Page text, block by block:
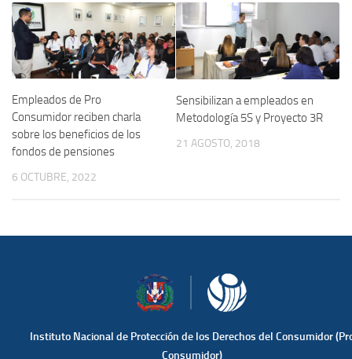
Empleados de Pro
Consumidor reciben charla
sobre los beneficios de los
fondos de pensiones
6 OCTUBRE, 2022
Sensibilizan a empleados en
Metodología 5S y Proyecto 3R
21 AGOSTO, 2018
Instituto Nacional de Protección de los Derechos del Consumidor
Consumidor)